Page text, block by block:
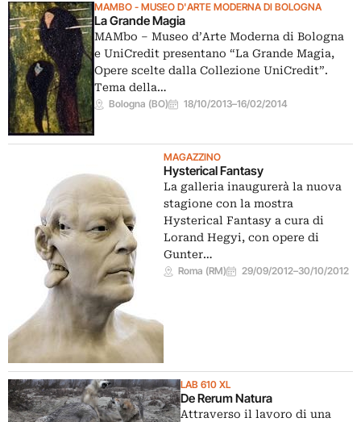
MAMBO - MUSEO D'ARTE MODERNA DI BOLOGNA
La Grande Magia
MAMbo – Museo d’Arte Moderna di Bologna
e UniCredit presentano “La Grande Magia,
Opere scelte dalla Collezione UniCredit”.
Tema della…
Bologna (BO) 18/10/2013–16/02/2014
MAGAZZINO
Hysterical Fantasy
La galleria inaugurerà la nuova
stagione con la mostra
Hysterical Fantasy a cura di
Lorand Hegyi, con opere di
Gunter…
Roma (RM) 29/09/2012–30/10/2012
LAB 610 XL
De Rerum Natura
Attraverso il lavoro di una